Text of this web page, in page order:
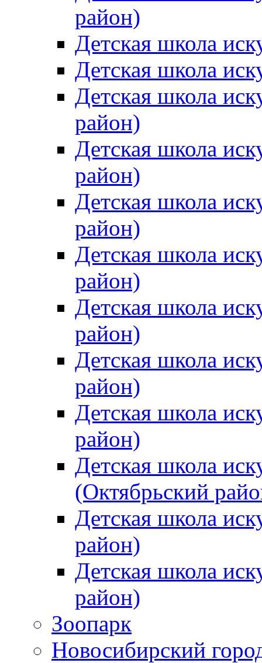
район)
Детская школа
Детская школа
Детская школа
район)
Детская школа
район)
Детская школа
район)
Детская школа
район)
Детская школа
район)
Детская школа
район)
Детская школа
район)
Детская школа
(Октябрьский
Детская школа
район)
Детская школа
район)
Зоопарк
Новосибирский